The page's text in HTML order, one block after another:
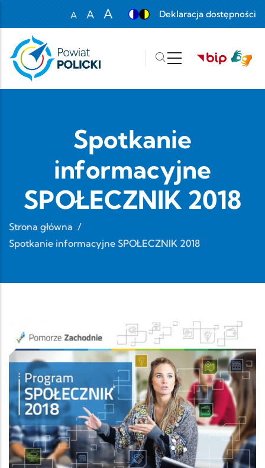
A
Set font size to 100%
A
A
Deklaracja dostępności
Spotkanie
informacyjne
SPOŁECZNIK 2018
Strona główna /
Spotkanie informacyjne SPOŁECZNIK 2018